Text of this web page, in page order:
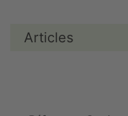
Articles